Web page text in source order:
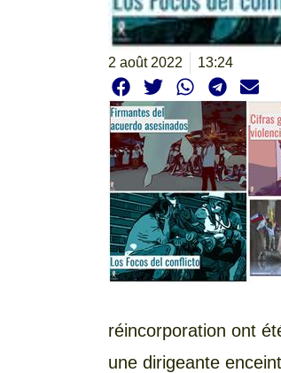
2 août 2022 13:24
réincorporation ont
une dirigeante